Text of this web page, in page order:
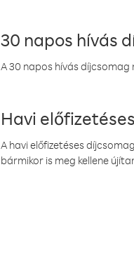
30 napos hívás
A 30 napos hívás
Havi
A havi előfizetéses
bármikor is meg kellene